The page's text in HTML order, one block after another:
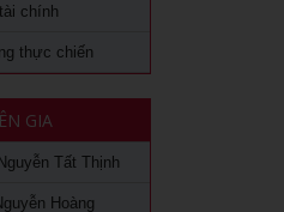
Khách Hàng
– Cách mạng hoá ngành bán
chuyên nghiệp từ A – Z
Sâu Tại TPHCM
nhân tại TPHCM
tại TPHCM
Hành tại TPHCM
chính
thực chiến
GIA
Tất Thịnh
Hoàng